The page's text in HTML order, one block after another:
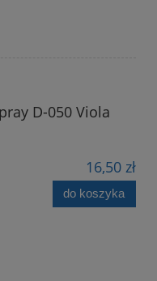
D-050 Viola
16,50 zł
do koszyka